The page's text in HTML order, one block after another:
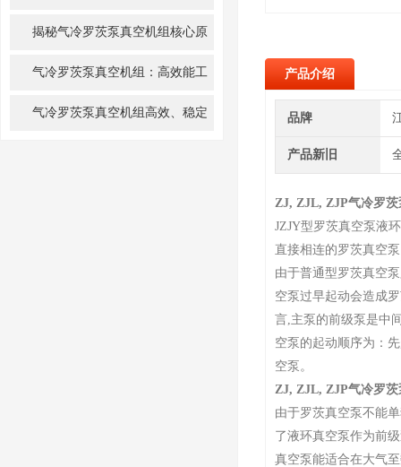
空机组揭秘气冷罗茨泵真空机组核心原
气冷罗茨泵真空机组：高效能工
业真空解决方案的先锋
气冷罗茨泵真空机组高效、稳定
产品介绍
品牌
产品新旧
ZJ, ZJL, ZJP气冷罗茨
JZJY型罗茨真空泵液
直接相连的罗茨真空
由于普通型罗茨真空
空泵过早起动会造成
言,主泵的前级泵是中
空泵的起动顺序为：
空泵。
ZJ, ZJL, ZJP气冷罗茨
由于罗茨真空泵不能
了液环真空泵作为前
真空泵能适合在大气